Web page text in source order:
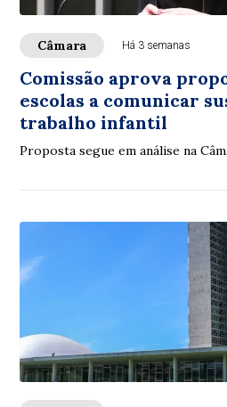
Câmara Há 3 semanas
Comissão aprova
escolas a comunicar
trabalho infantil
Proposta segue em análise na